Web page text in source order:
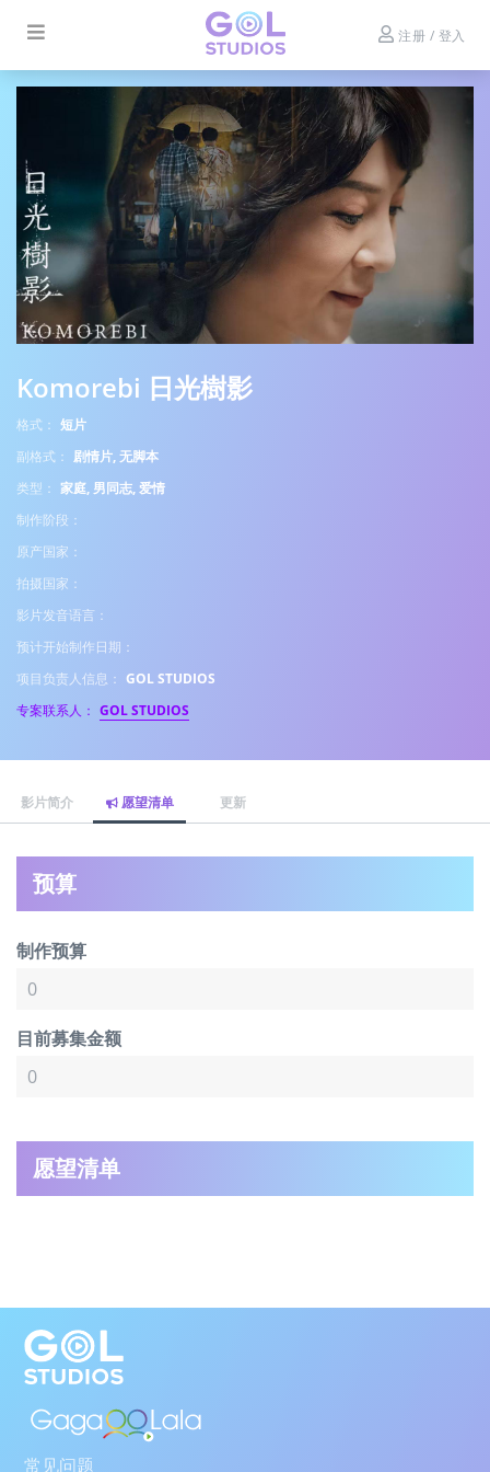
注册 / 登入
Komorebi 日光樹影
格式： 短片
副格式： 剧情片, 无脚本
类型： 家庭, 男同志, 爱情
制作阶段：
原产国家：
拍摄国家：
影片发音语言：
预计开始制作日期：
项目负责人信息： GOL STUDIOS
专案联系人： GOL STUDIOS
影片简介 愿望清单 更新
预算
制作预算
目前募集金额
愿望清单
常见问题